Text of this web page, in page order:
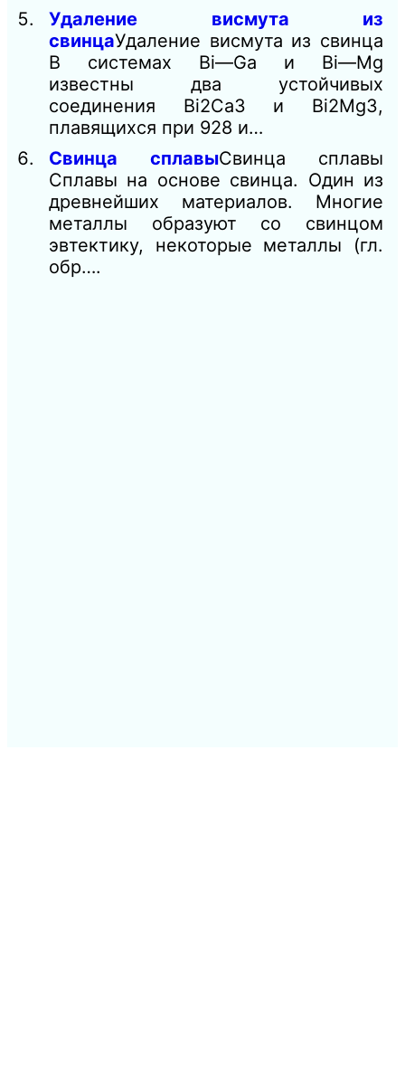
Удаление висмута из
свинцаУдаление висмута из свинца
В системах Bi—Ga и Bi—Mg
известны два устойчивых
соединения Bi2Ca3 и Bi2Mg3,
плавящихся при 928 и…
Свинца сплавыСвинца сплавы
Сплавы на основе свинца. Один из
древнейших материалов. Многие
металлы образуют со свинцом
эвтектику, некоторые металлы (гл.
обр….